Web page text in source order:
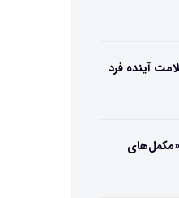
آینده فرد
به کمک «مکمل‌های